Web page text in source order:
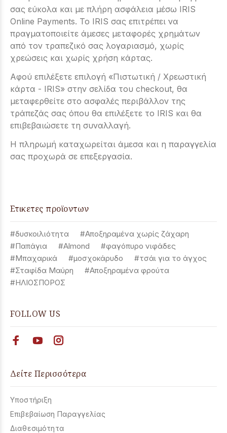
σας εύκολα και με πλήρη ασφάλεια μέσω IRIS
Online Payments. Το IRIS σας επιτρέπει να
πραγματοποιείτε άμεσες μεταφορές χρημάτων
από τον τραπεζικό σας λογαριασμό, χωρίς
χρεώσεις και χωρίς χρήση κάρτας.
Αφού επιλέξετε επιλογή «Πιστωτική / Χρεωστική
κάρτα - IRIS» στην σελίδα του checkout, θα
μεταφερθείτε στο ασφαλές περιβάλλον της
τράπεζάς σας όπου θα επιλέξετε το IRIS και θα
επιβεβαιώσετε τη συναλλαγή.
Η πληρωμή καταχωρείται άμεσα και η παραγγελία
σας προχωρά σε επεξεργασία.
Ετικετες προϊοντων
#δυσκοιλιότητα
#Αποξηραμένα χωρίς ζάχαρη
#Παπάγια
#Almond
#φαγόπυρο νιφάδες
#Μπαχαρικά
#μοσχοκάρυδο
#τσάι για το άγχος
#Σταφίδα Μαύρη
#Αποξηραμένα φρούτα
#ΗΛΙΟΣΠΟΡΟΣ
FOLLOW US
Δείτε Περισσότερα
Υποστήριξη
Επιβεβαίωση Παραγγελίας
Διαθεσιμότητα